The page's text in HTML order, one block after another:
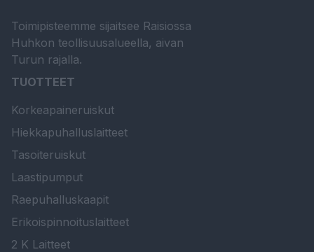
Toimipisteemme sijaitsee Raisiossa
Huhkon teollisuusalueella, aivan
Turun rajalla.
TUOTTEET
Korkeapaineruiskut
Hiekkapuhalluslaitteet
Tasoiteruiskut
Laastipumput
Raepuhalluskaapit
Erikoispinnoituslaitteet
2 K Laitteet